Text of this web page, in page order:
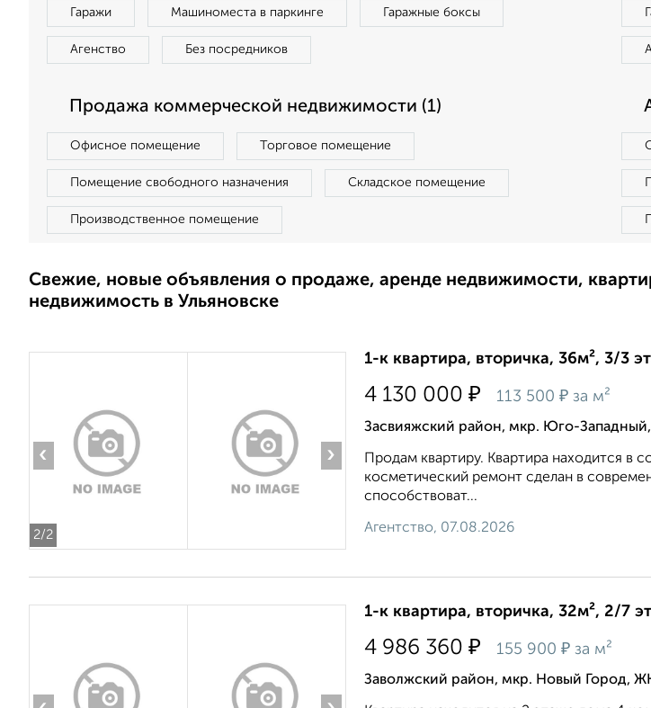
Гаражи Машиноместа в паркинге Гаражные боксы
Агенство Без посредников
Продажа коммерческой недвижимости (1)
Офисное помещение Торговое помещение
Помещение свободного назначения Складское помещение
Производственное помещение
Свежие, новые объявления о продаже, аренде недвижимости,
недвижимость в Ульяновске
2/2
‹ ›
1-к квартира, вторичка, 36м², 3/3
4 130 000 ₽ 113 500 ₽ за м²
Засвияжский район, мкр. Юго-
Продам квартиру. Квартира находится в
косметический ремонт сделан в
способствоват...
Агентство, 07.08.2026
1-к квартира, вторичка, 32м², 2/7
4 986 360 ₽ 155 900 ₽ за м²
Заволжский район, мкр. Новый Город,